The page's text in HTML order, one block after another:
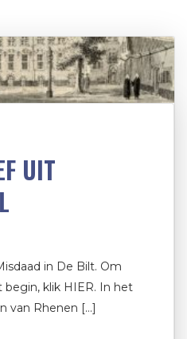
UIT
in De Bilt. Om
klik HIER. In het
van Rhenen […]